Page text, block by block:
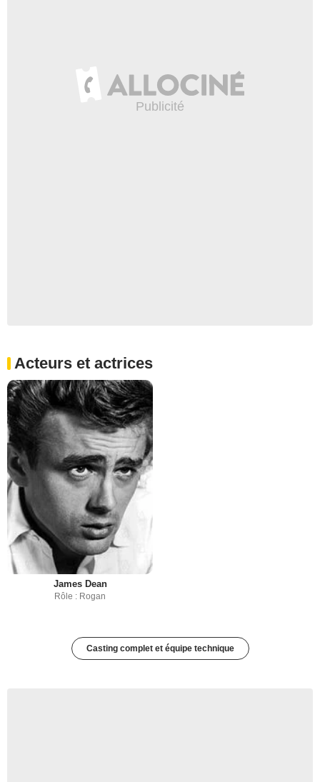
Acteurs et actrices
James Dean
Rôle : Rogan
Casting complet et équipe technique